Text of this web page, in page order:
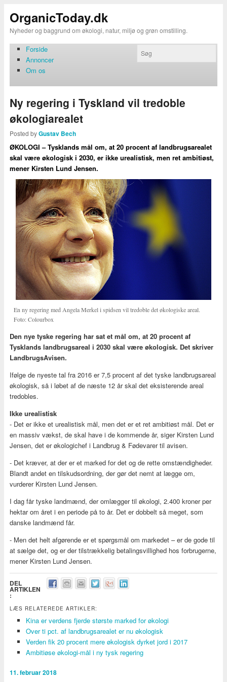
OrganicToday.dk
Nyheder og baggrund om økologi, natur, miljø og grøn omstilling.
Forside
Annoncer
Om os
Ny regering i Tyskland vil tredoble
økologiarealet
Posted byGustav Bech
ØKOLOGI – Tysklands mål om, at 20 procent af landbrugsarealet
skal være økologisk i 2030, er ikke urealistisk, men ret ambitiøst,
mener Kirsten Lund Jensen.
En ny regering med Angela Merkel i spidsen vil tredoble det økologiske areal.
Foto: Colourbox
Den nye tyske regering har sat et mål om, at 20 procent af
Tysklands landbrugsareal i 2030 skal være økologisk. Det skriver
LandbrugsAvisen.
Ifølge de nyeste tal fra 2016 er 7,5 procent af det tyske landbrugsareal
økologisk, så i løbet af de næste 12 år skal det eksisterende areal
tredobles.
Ikke urealistisk
- Det er ikke et urealistisk mål, men det er et ret ambitiøst mål. Det er
en massiv vækst, de skal have i de kommende år, siger Kirsten Lund
Jensen, det er økologichef i Landbrug & Fødevarer til avisen.
- Det kræver, at der er et marked for det og de rette omstændigheder.
Blandt andet en tilskudsordning, der gør det nemt at lægge om,
vurderer Kirsten Lund Jensen.
I dag får tyske landmænd, der omlægger til økologi, 2.400 kroner per
hektar om året i en periode på to år. Det er dobbelt så meget, som
danske landmænd får.
- Men det helt afgørende er et spørgsmål om markedet – er de gode til
at sælge det, og er der tilstrækkelig betalingsvillighed hos forbrugerne,
mener Kirsten Lund Jensen.
DEL
ARTIKLEN
:
LÆS RELATEREDE ARTIKLER:
Kina er verdens fjerde største marked for økologi
Over ti pct. af landbrugsarealet er nu økologisk
Verden fik 20 procent mere økologisk dyrket jord i 2017
Ambitiøse økologi-mål i ny tysk regering
11. februar 2018